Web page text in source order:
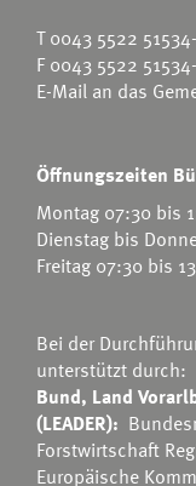
T0043 5522
F 0043 5522
E-Mail an das
Öffnungszeiten
Montag 07:30 bis
Dienstag bis
Freitag 07:30 bis
Bei der
unterstützt durch:
Bund, Land
(LEADER):
Forstwirtschaft
Europäische